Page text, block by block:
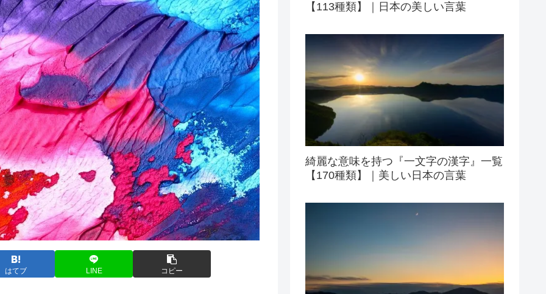
はてブ LINE コピー
【113種類】｜日本の美しい言葉
綺麗な意味を持つ『一文字の漢字』一覧
【170種類】｜美しい日本の言葉